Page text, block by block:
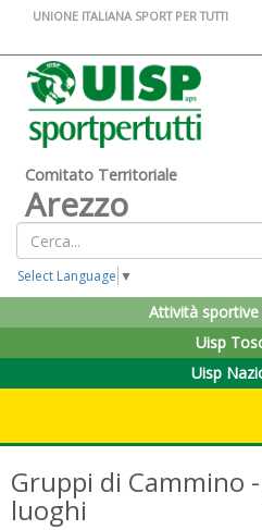
UNIONE ITALIANA SPORT PER TUTTI
Comitato Territoriale
Arezzo
Select Language ▼
Attività
Uisp
Uisp
Gruppi di Cammino
luoghi